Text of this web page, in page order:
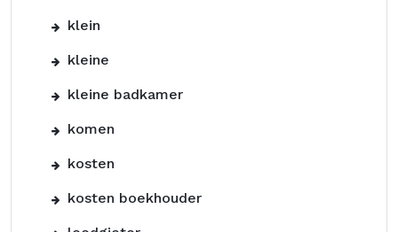
klein
kleine
kleine badkamer
komen
kosten
kosten boekhouder